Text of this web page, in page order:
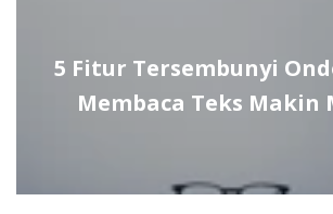
5 Fitur Tersembunyi
Membaca Teks Makin